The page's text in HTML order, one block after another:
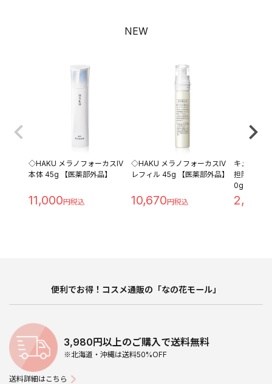
NEW
◇HAKU メラノフォーカスIV
本体 45g 【医薬部外品】
11,000
◇HAKU メラノフォーカスIV
レフィル 45g 【医薬部外品】
10,670
キュレル
担防止ベ
0g
2,280
便利でお得！コスメ通販の「なの花モール」
3,980円以上のご購入で送料無料
※北海道・沖縄は送料50%OFF
送料詳細はこちら